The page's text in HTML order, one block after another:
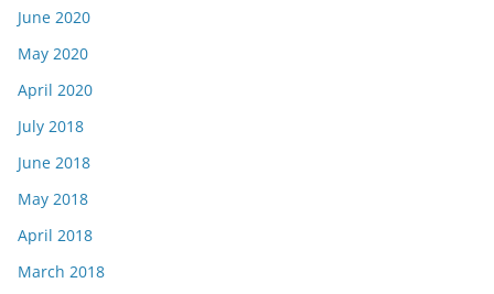
June 2020
May 2020
April 2020
July 2018
June 2018
May 2018
April 2018
March 2018